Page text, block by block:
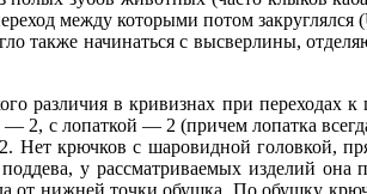
между которыми потом
также начинаться с высверлины,
различия в кривизнах при
2, с лопаткой — 2 (причем лопатка
крючков с шаровидной головкой,
у рассматриваемых изделий она